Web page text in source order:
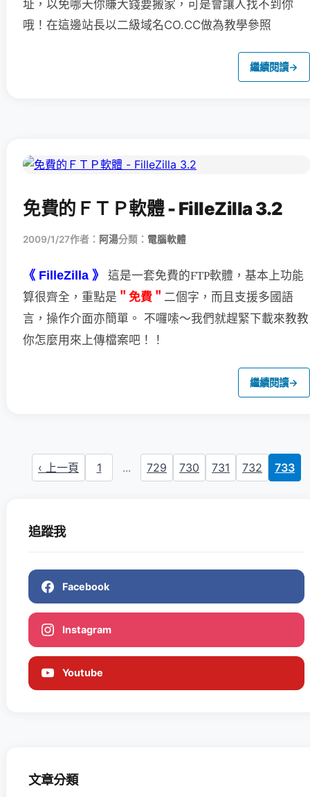
址，以免哪天你賺大錢要搬家，可是會讓人找不到你
哦！在這邊站長以二級域名CO.CC做為教學參照
繼續閱讀→
免費的ＦＴＰ軟體 - FilleZilla 3.2
2009/1/27作者： 阿湯分類： 電腦軟體
《 FilleZilla 》
這是一套免費的FTP軟體，基本上功能
算很齊全，重點是 ＂免費＂ 二個字， 而且支援多國語
言，操作介面亦簡單。
不囉嗦～我們就趕緊下載來教教
你怎麼用來上傳檔案吧！！
繼續閱讀→
‹ 上一頁 1 ... 729 730 731 732 733
追蹤我
Facebook
Instagram
Youtube
文章分類